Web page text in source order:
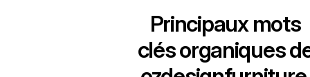
Principaux mots
clés organiques